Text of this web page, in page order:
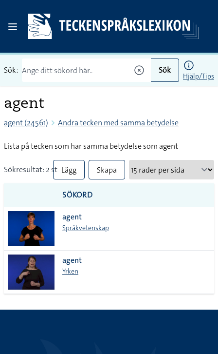
Sök: Sök
Hjälp/Tips
agent
agent (24561) Andra tecken med samma betydelse
Lista på tecken som har samma betydelse som agent
Sökresultat: 2 st Lägg
till
alla i
lista
Skapa
SÖKORD
agent
Språkvetenskap
agent
Yrken